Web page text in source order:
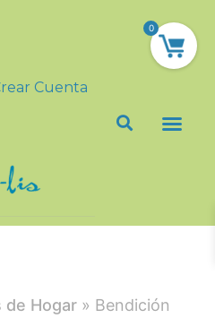
Cuenta
de Hogar » Bendición
0